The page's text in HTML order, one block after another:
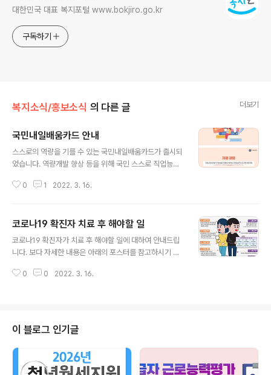
대한민국 대표 복지포털 www.bokjiro.go.kr
구독하기
복지소식/홍보소식 의 다른 글 더보기
국민내일배움카드 안내
스스로의 역량을 기를 수 있는 국민내일배움카드가 출시되
었습니다. 역량개발 향상 등을 위해 국민 스스로 직업능력
입니다 . - 출처 : 기획재정부
0 1 2022. 3. 16.
코로나19 확진자 치료 후 해야할 일
코로나19 확진자가 치료 후 해야할 일에 대하여 안내드립
니다. 보다 자세한 내용은 아래의 포스터를 참고하시기 바
0 0 2022. 3. 16.
이 블로그 인기글